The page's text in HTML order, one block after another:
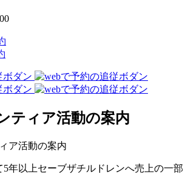
ティア活動の案内
5年以上セーブザチルドレンへ売上の一部